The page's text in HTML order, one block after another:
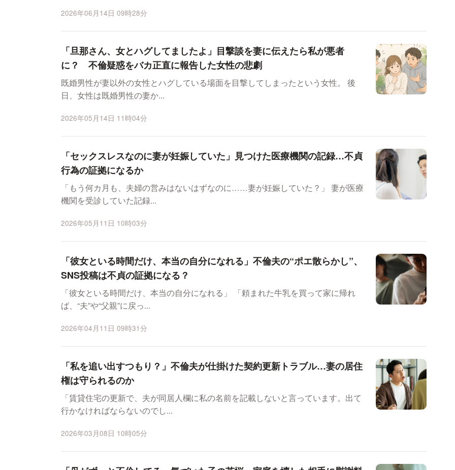
2026年06月14日 09時28分
「旦那さん、女とハグしてましたよ」目撃談を妻に伝えたら私が悪者
に？ 不倫疑惑をバカ正直に報告した女性の悲劇
既婚男性が妻以外の女性とハグしている場面を目撃してしまったという女性。 後
日、女性は既婚男性の妻か...
2026年05月14日 11時04分
「セックスレスなのに妻が妊娠していた」見つけた医療機関の記録…不貞
行為の証拠になるか
「もう何カ月も、夫婦の営みはないはずなのに……妻が妊娠していた？」 妻が医療
機関を受診していた記録...
2026年05月11日 10時03分
「彼女といる時間だけ、本当の自分になれる」不倫夫の“ポエ散らかし”、
SNS投稿は不貞の証拠になる？
「彼女といる時間だけ、本当の自分になれる」 「頼まれた牛乳を買って家に帰れ
ば、“夫”や“父親”に戻っ...
2026年04月11日 09時31分
「私を追い出すつもり？」不倫夫が仕掛けた契約更新トラブル…妻の居住
権は守られるのか
「賃貸住宅の更新で、夫が同居人欄に私の名前を記載しないと言っています。出て
行かなければならないのでし...
2026年03月08日 10時05分